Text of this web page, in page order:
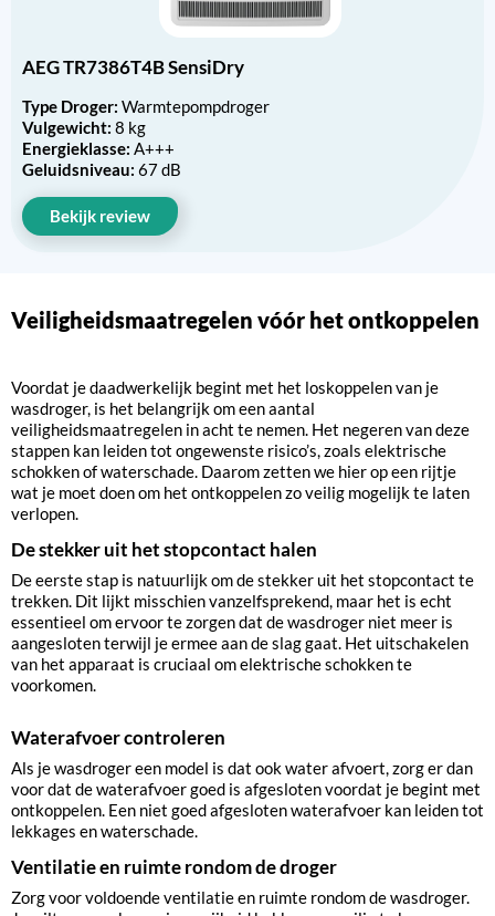
AEG TR7386T4B SensiDry
Type Droger: Warmtepompdroger
Vulgewicht: 8 kg
Energieklasse: A+++
Geluidsniveau: 67 dB
Bekijk review
Veiligheidsmaatregelen vóór het ontkoppelen
Voordat je daadwerkelijk begint met het loskoppelen van je
wasdroger, is het belangrijk om een aantal
veiligheidsmaatregelen in acht te nemen. Het negeren van deze
stappen kan leiden tot ongewenste risico’s, zoals elektrische
schokken of waterschade. Daarom zetten we hier op een rijtje
wat je moet doen om het ontkoppelen zo veilig mogelijk te laten
verlopen.
De stekker uit het stopcontact halen
De eerste stap is natuurlijk om de stekker uit het stopcontact te
trekken. Dit lijkt misschien vanzelfsprekend, maar het is echt
essentieel om ervoor te zorgen dat de wasdroger niet meer is
aangesloten terwijl je ermee aan de slag gaat. Het uitschakelen
van het apparaat is cruciaal om elektrische schokken te
voorkomen.
Waterafvoer controleren
Als je wasdroger een model is dat ook water afvoert, zorg er dan
voor dat de waterafvoer goed is afgesloten voordat je begint met
ontkoppelen. Een niet goed afgesloten waterafvoer kan leiden tot
lekkages en waterschade.
Ventilatie en ruimte rondom de droger
Zorg voor voldoende ventilatie en ruimte rondom de wasdroger.